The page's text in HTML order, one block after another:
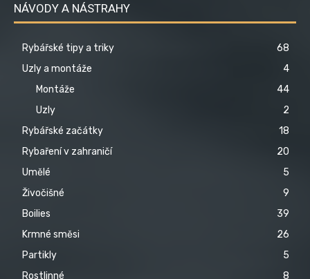
NÁVODY A NÁSTRAHY
Rybářské tipy a triky
68
Uzly a montáže
4
Montáže
44
Uzly
2
Rybářské začátky
18
Rybaření v zahraničí
20
Umělé
5
Živočišné
9
Boilies
39
Krmné směsi
26
Partikly
5
Rostlinné
8